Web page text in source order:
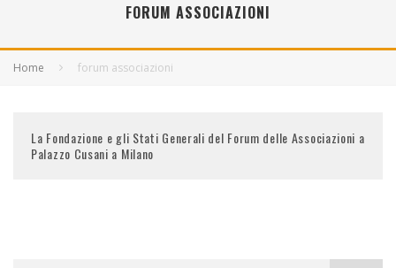
FORUM ASSOCIAZIONI
Home forum associazioni
La Fondazione e gli Stati Generali del Forum delle Associazioni a
Palazzo Cusani a Milano